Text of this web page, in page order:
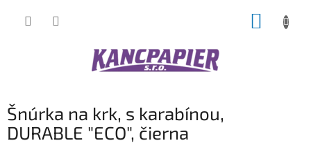
Šnúrka na krk, s karabínou,
DURABLE "ECO", čierna